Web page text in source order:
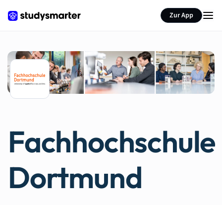
Zur App
Fachhochschule
Dortmund